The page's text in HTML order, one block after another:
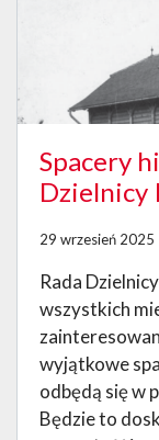
Spacery
Dzielnicy
29 wrzesień 2025
Rada
wszystkich
wyjątkowe
odbędą się w
Będzie to